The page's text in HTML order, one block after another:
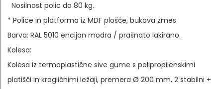
Nosilnost polic do 80 kg.
* Police in platforma iz MDF plošče, bukova zmes
Barva: RAL 5010 encijan modra / prašnato lakirano.
Kolesa:
Kolesa iz termoplastične sive gume s polipropilenskimi
platišči in krogličnimi ležaji, premera Ø 200 mm, 2 stabilni +